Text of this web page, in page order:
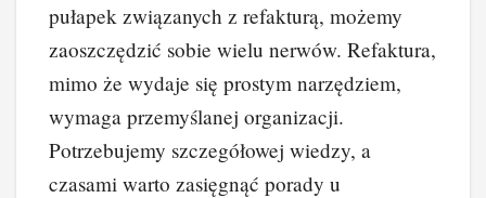
pułapek związanych z refakturą, możemy
zaoszczędzić sobie wielu nerwów. Refaktura,
mimo że wydaje się prostym narzędziem,
wymaga przemyślanej organizacji.
Potrzebujemy szczegółowej wiedzy, a
czasami warto zasięgnąć porady u